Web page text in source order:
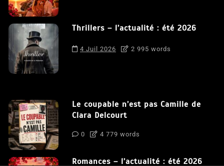
Thrillers – l’actualité : été 2026
4 Juil 2026 2 995 words
Le coupable n’est pas Camille de
Clara Delcourt
0 4 779 words
Romances – l’actualité : été 2026